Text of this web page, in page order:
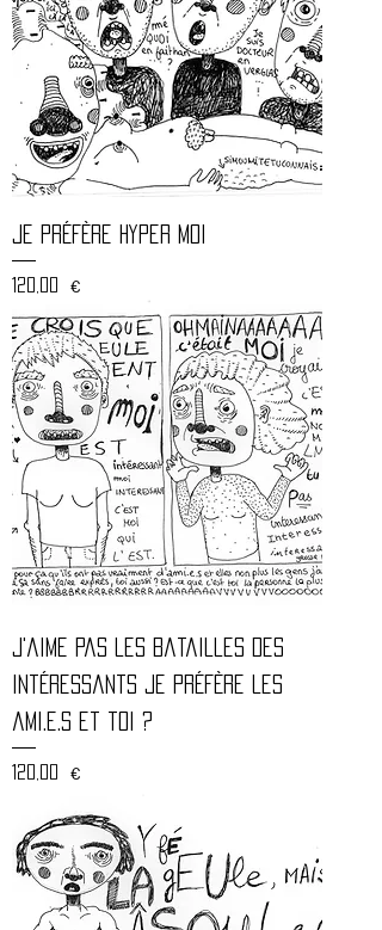
Je préfère hyper moi
Prix
120,00 €
J'aime pas les batailles des
intéressants je préfère les
ami.e.s et toi ?
Prix
120,00 €